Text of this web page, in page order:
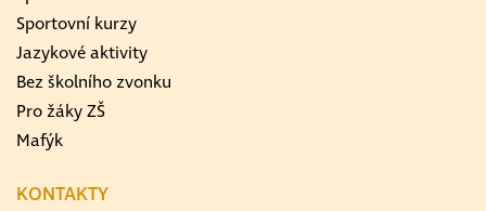
Sportovní kurzy
Jazykové aktivity
Bez školního zvonku
Pro žáky ZŠ
Mafýk
KONTAKTY